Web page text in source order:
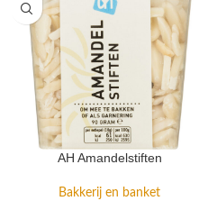
AH Amandelstiften
Bakkerij en banket